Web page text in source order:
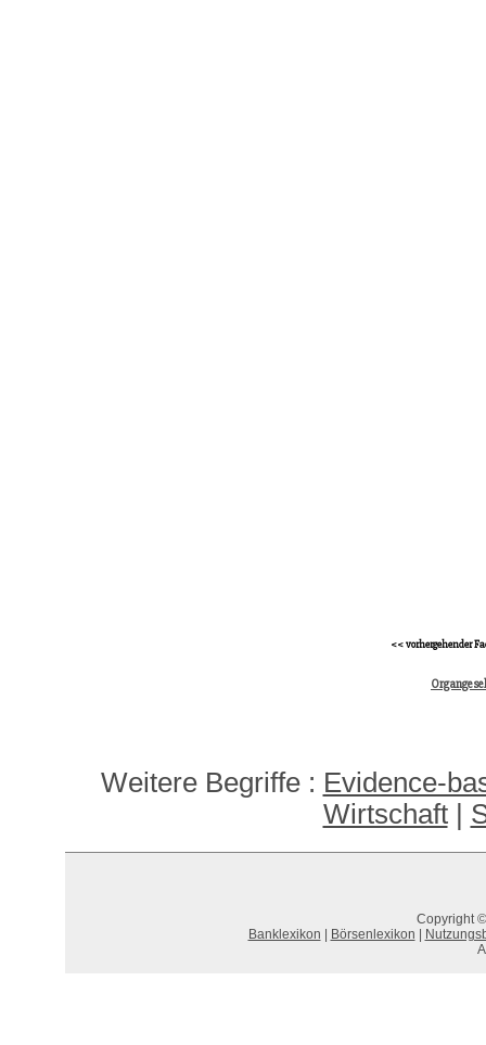
<< vorhergehender
Weitere Begriffe : Evidence-
Wirtschaft|
Copyright
Banklexikon
Börsenlexikon